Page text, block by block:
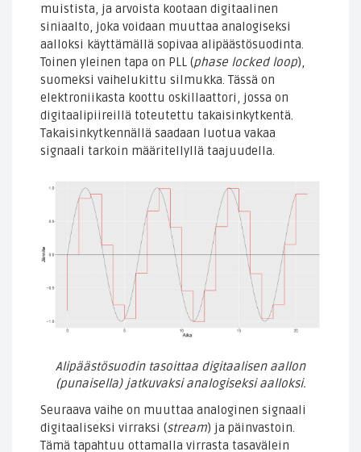
muistista, ja arvoista kootaan digitaalinen
siniaalto, joka voidaan muuttaa analogiseksi
aalloksi käyttämällä sopivaa alipäästösuodinta.
Toinen yleinen tapa on PLL (phase locked loop),
suomeksi vaihelukittu silmukka. Tässä on
elektroniikasta koottu oskillaattori, jossa on
digitaalipiireillä toteutettu takaisinkytkentä.
Takaisinkytkennällä saadaan luotua vakaa
signaali tarkoin määritellyllä taajuudella.
Alipäästösuodin tasoittaa digitaalisen aallon
(punaisella) jatkuvaksi analogiseksi aalloksi.
Seuraava vaihe on muuttaa analoginen signaali
digitaaliseksi virraksi (stream) ja päinvastoin.
Tämä tapahtuu ottamalla virrasta tasavälein